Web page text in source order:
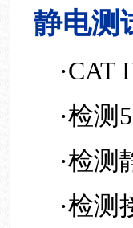
静电测
·CAT
·检测
·检测
·检测